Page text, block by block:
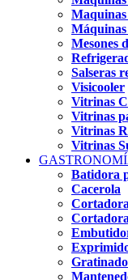
Maquinas
Máquinas
Mesones
Salseras
Visicooler
Vitrinas
Vitrinas
Vitrinas
Vitrinas
Batidora
Cacerola